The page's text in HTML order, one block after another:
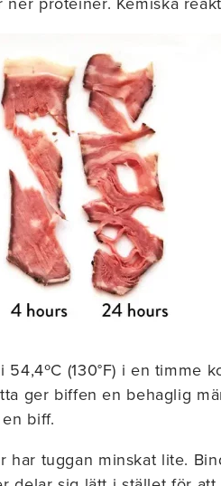
(130°F) i en timme
ger biffen en behaglig
biff.
har tuggan minskat lite.